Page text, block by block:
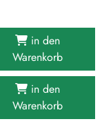
in den
Warenkorb
in den
Warenkorb